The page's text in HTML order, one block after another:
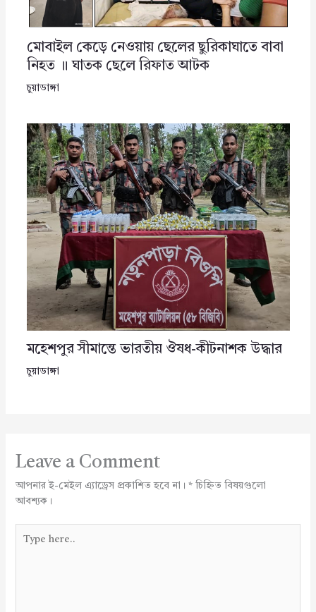
মোবাইল কেড়ে নেওয়ায় ছেলের ছুরিকাঘাতে বাবা
নিহত ॥ ঘাতক ছেলে রিফাত আটক
চুয়াডাঙ্গা
মহেশপুর সীমান্তে ভারতীয় ঔষধ-কীটনাশক উদ্ধার
চুয়াডাঙ্গা
Leave a Comment
আপনার ই-মেইল এ্যাড্রেস প্রকাশিত হবে না। *চিহ্নিত বিষয়গুলো
আবশ্যক।
here..